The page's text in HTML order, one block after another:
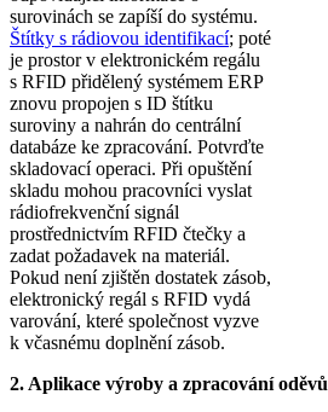
surovinách se zapíší do systému.
Štítky s rádiovou identifikací; poté
je prostor v elektronickém regálu
s RFID přidělený systémem ERP
znovu propojen s ID štítku
suroviny a nahrán do centrální
databáze ke zpracování. Potvrďte
skladovací operaci. Při opuštění
skladu mohou pracovníci vyslat
rádiofrekvenční signál
prostřednictvím RFID čtečky a
zadat požadavek na materiál.
Pokud není zjištěn dostatek zásob,
elektronický regál s RFID vydá
varování, které společnost vyzve
k včasnému doplnění zásob.
2. Aplikace výroby a zpracování oděvů